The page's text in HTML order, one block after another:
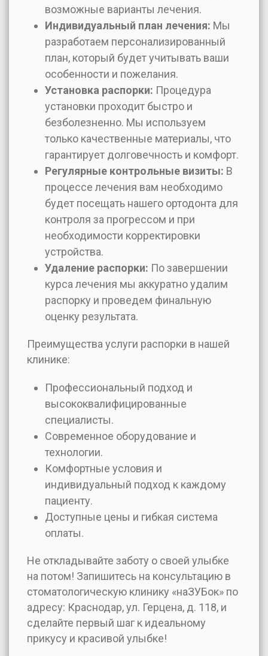
возможные варианты лечения.
Индивидуальный план лечения: Мы
разработаем персонализированный
план, который будет учитывать ваши
особенности и пожелания.
Установка распорки: Процедура
установки проходит быстро и
безболезненно. Мы используем
только качественные материалы, что
гарантирует долговечность и комфорт.
Регулярные контрольные визиты: В
процессе лечения вам необходимо
будет посещать нашего ортодонта для
контроля за прогрессом и при
необходимости корректировки
устройства.
Удаление распорки: По завершении
курса лечения мы аккуратно удалим
распорку и проведем финальную
оценку результата.
Преимущества услуги распорки в нашей
клинике:
Профессиональный подход и
высококвалифицированные
специалисты.
Современное оборудование и
технологии.
Комфортные условия и
индивидуальный подход к каждому
пациенту.
Доступные цены и гибкая система
оплаты.
Не откладывайте заботу о своей улыбке
на потом! Запишитесь на консультацию в
стоматологическую клинику «наЗУБок» по
адресу: Краснодар, ул. Герцена, д. 118, и
сделайте первый шаг к идеальному
прикусу и красивой улыбке!